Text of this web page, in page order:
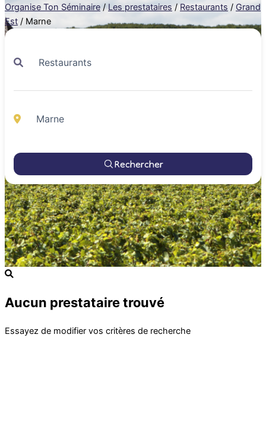
Organise Ton Séminaire / Les prestataires / Restaurants / Grand
Est / Marne
Rechercher
Aucun prestataire trouvé
Essayez de modifier vos critères de recherche